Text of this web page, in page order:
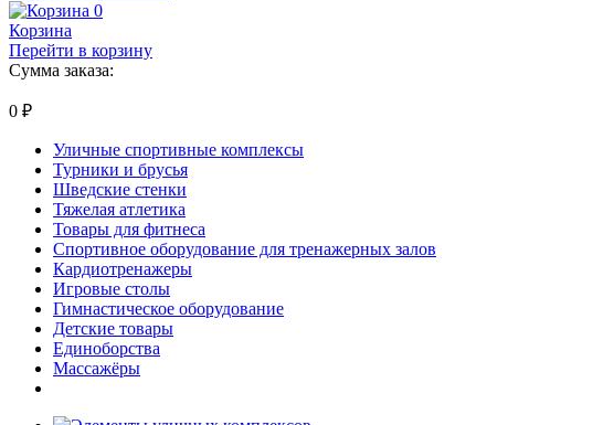
0
Корзина
Перейти в корзину
Сумма заказа:
0 ₽
Уличные спортивные комплексы
Турники и брусья
Шведские стенки
Тяжелая атлетика
Товары для фитнеса
Спортивное оборудование для тренажерных залов
Кардиотренажеры
Игровые столы
Гимнастическое оборудование
Детские товары
Единоборства
Массажёры